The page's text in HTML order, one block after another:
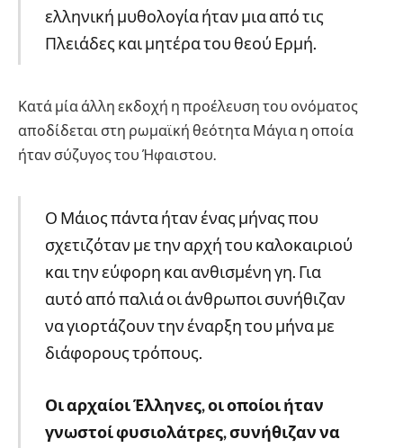
ελληνική μυθολογία ήταν μια από τις
Πλειάδες και μητέρα του θεού Ερμή.
Κατά μία άλλη εκδοχή η προέλευση του ονόματος
αποδίδεται στη ρωμαϊκή θεότητα Μάγια η οποία
ήταν σύζυγος του Ήφαιστου.
Ο Μάιος πάντα ήταν ένας μήνας που
σχετιζόταν με την αρχή του καλοκαιριού
και την εύφορη και ανθισμένη γη. Για
αυτό από παλιά οι άνθρωποι συνήθιζαν
να γιορτάζουν την έναρξη του μήνα με
διάφορους τρόπους.
Οι αρχαίοι Έλληνες, οι οποίοι ήταν
γνωστοί φυσιολάτρες, συνήθιζαν να